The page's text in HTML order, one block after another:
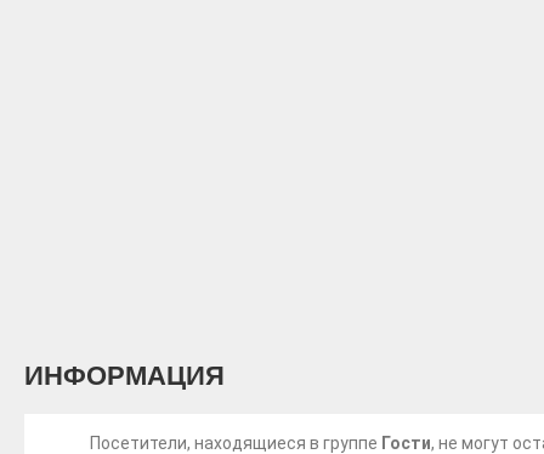
ИНФОРМАЦИЯ
Посетители, находящиеся в группе Гости, не могут